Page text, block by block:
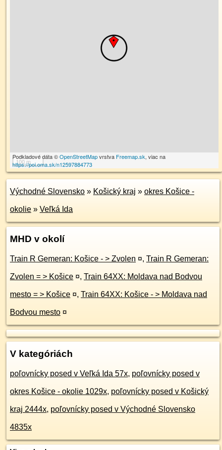
100 m
Podkladové dáta ©OpenStreetMapvrstva Freemap.sk, viac na
https://poi.oma.sk/n12597884773
Východné Slovensko » Košický kraj » okres Košice -
okolie » Veľká Ida
MHD v okolí
Train R Gemeran: Košice - > Zvolen ¤, Train R Gemeran:
Zvolen = > Košice ¤, Train 64XX: Moldava nad Bodvou
mesto = > Košice ¤, Train 64XX: Košice - > Moldava nad
Bodvou mesto ¤
V kategóriách
poľovnícky posed v Veľká Ida 57x, poľovnícky posed v
okres Košice - okolie 1029x, poľovnícky posed v Košický
kraj 2444x, poľovnícky posed v Východné Slovensko
4835x